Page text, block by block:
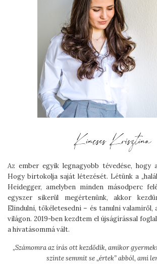
Az ember egyik legnagyobb tévedése, hogy
Hogy birtokolja saját létezését. Létünk a
Heidegger, amelyben minden másodperc
egyszer sikerül megértenünk, akkor
Elindulni, tökéletesedni – és tanulni valamiről,
világon. 2019-ben kezdtem el újságírással
a hivatásommá vált.
„Számomra az írás ott kezdődik, amikor
szinte semmit se „értek” abból, ami